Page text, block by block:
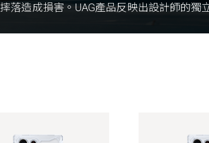
落造成損害。UAG產品反映出設計師的獨